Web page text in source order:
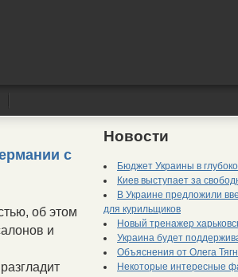
с
об этом
и
Новости
Бюджет Украины в
Киев выступает за
В Украине предложили
для курильщиков
Новый тренажер
Украина будет
Объяснения от Олега
Некоторые интересные